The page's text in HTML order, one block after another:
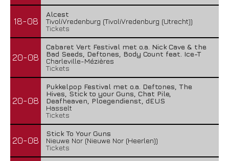
18-08
Alcest
TivoliVredenburg (TivoliVredenburg (Utrecht))
Tickets
20-08
Cabaret Vert Festival met o.a. Nick Cave & the
Bad Seeds, Deftones, Body Count feat. Ice-T
Charleville-Mézières
Tickets
20-08
Pukkelpop Festival met o.a. Deftones, The
Hives, Stick to your Guns, Chat Pile,
Deafheaven, Ploegendienst, dEUS
Hasselt
Tickets
20-08
Stick To Your Guns
Nieuwe Nor (Nieuwe Nor (Heerlen))
Tickets